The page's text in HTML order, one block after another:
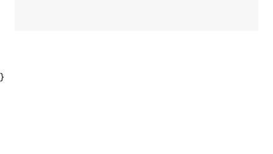
}